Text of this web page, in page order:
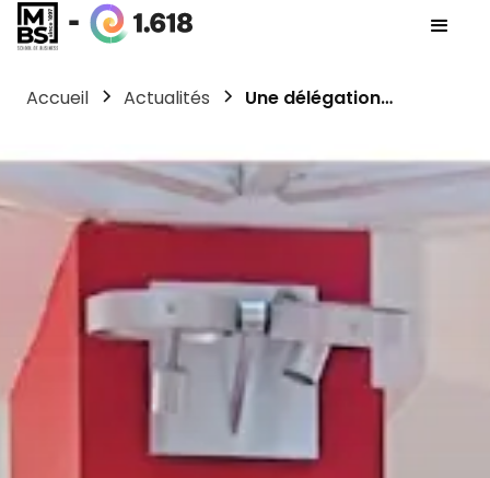
Accueil Actualités
Une délégation
pour renforcer la
coopération
entrepreneuriale